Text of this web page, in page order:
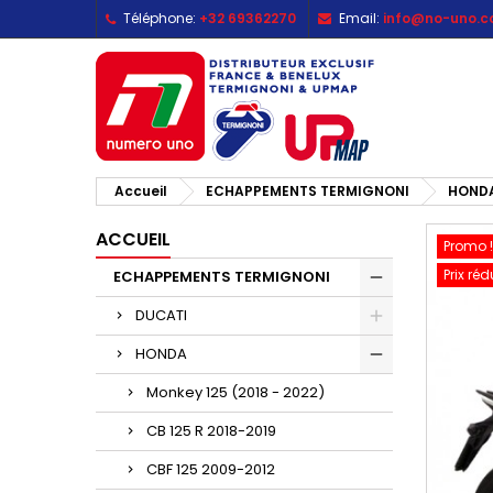
Téléphone: +32 69362270 Email: info@no-
Accueil ECHAPPEMENTS TERMIGNONI
ACCUEIL
ECHAPPEMENTS TERMIGNONI
DUCATI
HONDA
Monkey 125 (2018 - 2022)
CB 125 R 2018-2019
CBF 125 2009-2012
Promo !
Prix